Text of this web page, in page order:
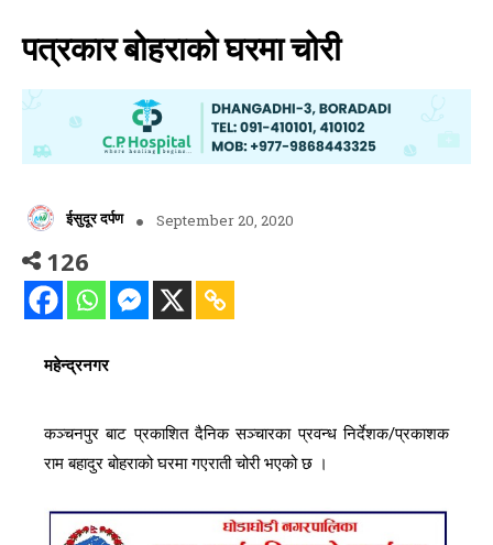
पत्रकार बोहराको घरमा चोरी
ईसुदूर दर्पण September 20, 2020
126
महेन्द्रनगर
कञ्चनपुर बाट प्रकाशित दैनिक सञ्चारका प्रवन्ध निर्देशक/प्रकाशक
राम बहादुर बोहराको घरमा गएराती चोरी भएको छ ।